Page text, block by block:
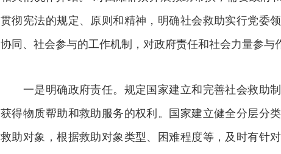
贯彻宪法的规定、原则和精神，明确社会救助实行党委
协同、社会参与的工作机制，对政府责任和社会力量参与
一是明确政府责任。规定国家建立和完善社会救助制
获得物质帮助和救助服务的权利。国家建立健全分层分
救助对象，根据救助对象类型、困难程度等，及时有针